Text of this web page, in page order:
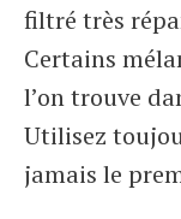
filtré très
Certains
l’on trouve
Utilisez
jamais le